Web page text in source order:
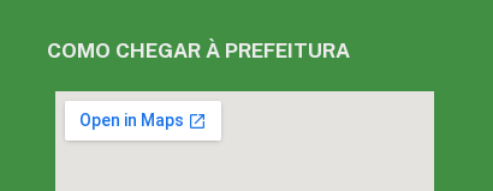
COMO CHEGAR À PREFEITURA